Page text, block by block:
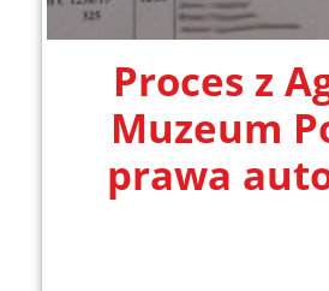
Proces z
Muzeum
prawa